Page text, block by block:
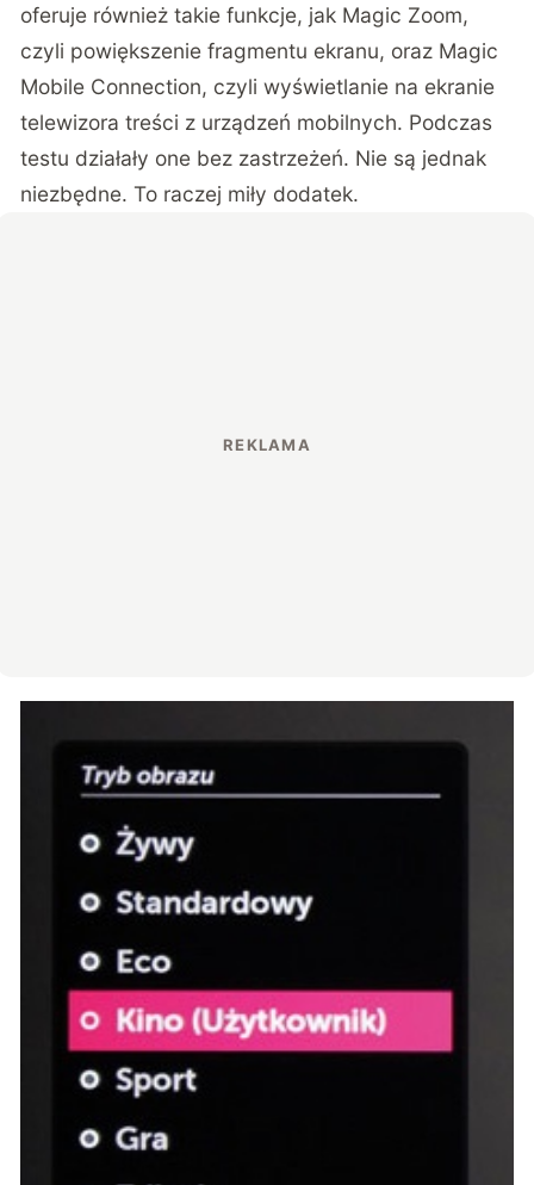
oferuje również takie funkcje, jak Magic Zoom,
czyli powiększenie fragmentu ekranu, oraz Magic
Mobile Connection, czyli wyświetlanie na ekranie
telewizora treści z urządzeń mobilnych. Podczas
testu działały one bez zastrzeżeń. Nie są jednak
niezbędne. To raczej miły dodatek.